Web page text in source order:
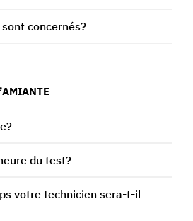
concernés?
du test?
votre technicien sera-t-il